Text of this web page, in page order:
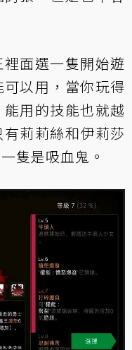
面選一隻開始遊
以用，當你玩得
用的技能也就越
莉莉絲和伊莉莎
隻是吸血鬼。